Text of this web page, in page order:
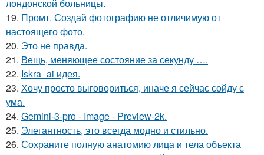
лондонской больницы.
19. Промт. Создай фотографию не отличимую от
настоящего фото.
20. Это не правда.
21. Вещь, меняющее состояние за секунду ….
22. Iskra_ai идея.
23. Хочу просто выговориться, иначе я сейчас сойду с
ума.
24. Gemini-3-pro - Image - Preview-2k.
25. Элегантность, это всегда модно и стильно.
26. Сохраните полную анатомию лица и тела объекта